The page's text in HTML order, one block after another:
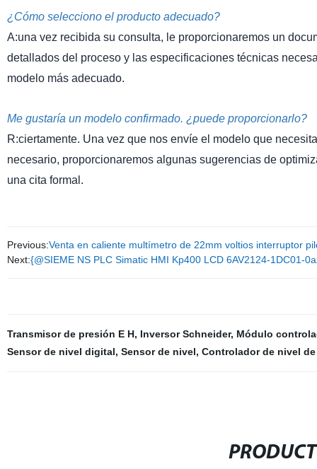
¿Cómo selecciono el producto adecuado?
A:una vez recibida su consulta, le proporcionaremos un
detallados del proceso y las especificaciones técnicas
modelo más adecuado.
Me gustaría un modelo confirmado. ¿puede proporcionarlo?
R:ciertamente. Una vez que nos envíe el modelo que
necesario, proporcionaremos algunas sugerencias de
una cita formal.
Previous:Venta en caliente multímetro de 22mm voltios interruptor
Next:{@SIEME NS PLC Simatic HMI Kp400 LCD 6AV2124-1DC01-
Transmisor de presión E H, Inversor Schneider, Módulo
Sensor de nivel digital, Sensor de nivel, Controlador de nivel